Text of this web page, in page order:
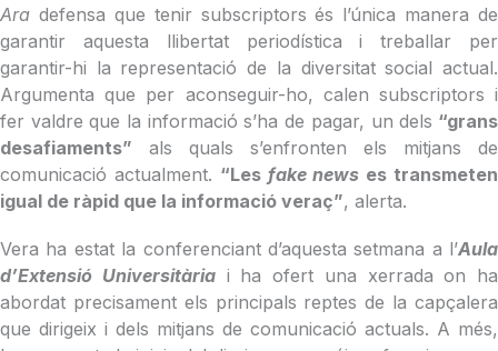
Ara defensa que tenir subscriptors és l’única manera de
garantir aquesta llibertat periodística i treballar per
garantir-hi la representació de la diversitat social actual.
Argumenta que per aconseguir-ho, calen subscriptors i
fer valdre que la informació s’ha de pagar, un dels “grans
desafiaments” als quals s’enfronten els mitjans de
comunicació actualment. “Les fake news es transmeten
igual de ràpid que la informació veraç”, alerta.
Vera ha estat la conferenciant d’aquesta setmana a l’Aula
d’Extensió Universitàriai ha ofert una xerrada on ha
abordat precisament els principals reptes de la capçalera
que dirigeix i dels mitjans de comunicació actuals. A més,